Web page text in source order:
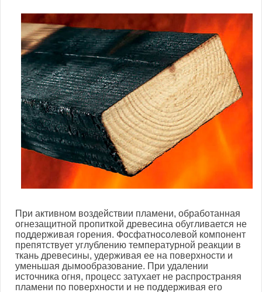
При активном воздействии пламени, обработанная
огнезащитной пропиткой древесина обугливается не
поддерживая горения. Фосфатносолевой компонент
препятствует углублению температурной реакции в
ткань древесины, удерживая ее на поверхности и
уменьшая дымообразование. При удалении
источника огня, процесс затухает не распространяя
пламени по поверхности и не поддерживая его